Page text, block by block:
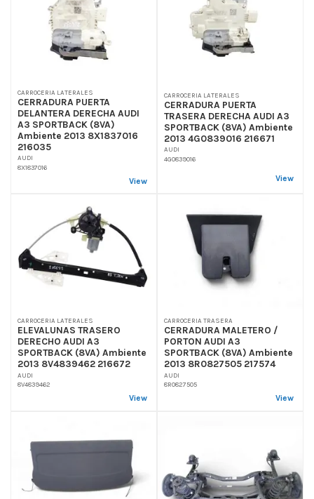
CARROCERIA LATERALES
CERRADURA PUERTA
DELANTERA DERECHA AUDI
A3 SPORTBACK (8VA)
Ambiente 2013 8X1837016
216035
AUDI
8X1837016
View
CARROCERIA LATERALES
CERRADURA PUERTA
TRASERA DERECHA AUDI A3
SPORTBACK (8VA) Ambiente
2013 4G0839016 216671
AUDI
4G0839016
View
CARROCERIA LATERALES
ELEVALUNAS TRASERO
DERECHO AUDI A3
SPORTBACK (8VA) Ambiente
2013 8V4839462 216672
AUDI
8V4839462
View
CARROCERIA TRASERA
CERRADURA MALETERO /
PORTON AUDI A3
SPORTBACK (8VA) Ambiente
2013 8R0827505 217574
AUDI
8R0827505
View